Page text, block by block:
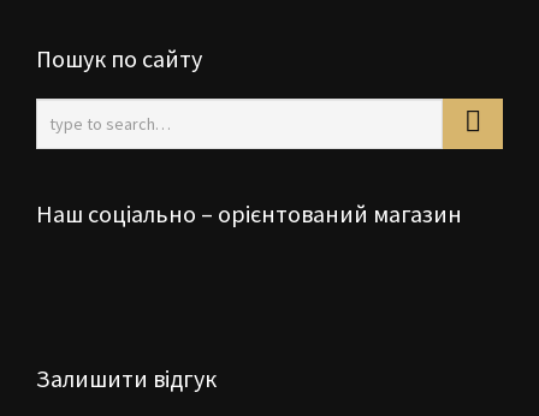
Пошук по сайту
Наш соціально – орієнтований магазин
Залишити відгук